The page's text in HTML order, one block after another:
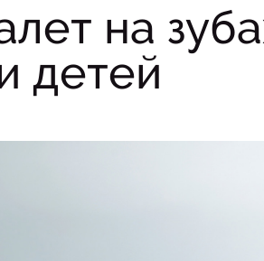
на
детей